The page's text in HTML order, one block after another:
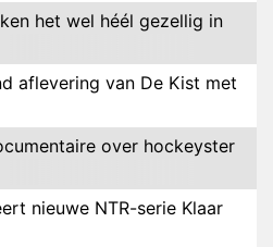
het wel héél gezellig in
aflevering van De Kist met
over hockeyster
nieuwe NTR-serie Klaar